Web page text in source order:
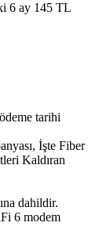
6 ay 145 TL​
tarihi
İşte Fiber
Kaldıran
dahildir.
6 modem